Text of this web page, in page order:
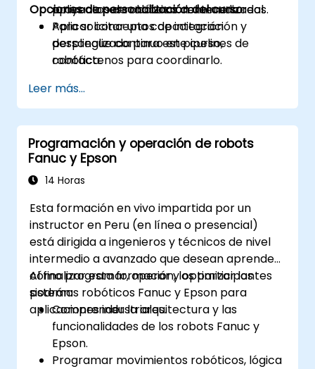
proyectos de robótica contenerizados.
Aplicar conceptos de integración y
despliegue continuo en pipelines de
robótica.
aplicaciones robóticas del mundo real.
Opciones de personalización del curso
Para solicitar una capacitación
personalizada para este curso,
contáctenos para coordinarlo.
Leer más...
Programación y operación de robots
Fanuc y Epson
14 Horas
Esta formación en vivo impartida por un
instructor en Peru (en línea o presencial)
está dirigida a ingenieros y técnicos de nivel
intermedio a avanzado que desean aprender
cómo programar, operar y optimizar los
sistemas robóticos Fanuc y Epson para
aplicaciones industriales.
Al finalizar esta formación, los participantes
podrán:
Comprender la arquitectura y las
funcionalidades de los robots Fanuc y
Epson.
Programar movimientos robóticos, lógica